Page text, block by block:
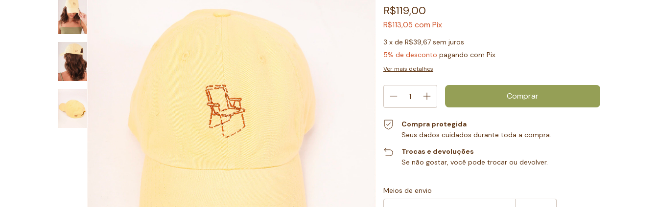
R$119,00
R$113,05 com Pix
3 x de R$39,67 sem juros
5% de desconto pagando com Pix
Ver mais detalhes
Compra protegida
Seus dados cuidados durante toda a compra.
Trocas e devoluções
Se não gostar, você pode trocar ou devolver.
Entregas para o CEP:
Meios de envio